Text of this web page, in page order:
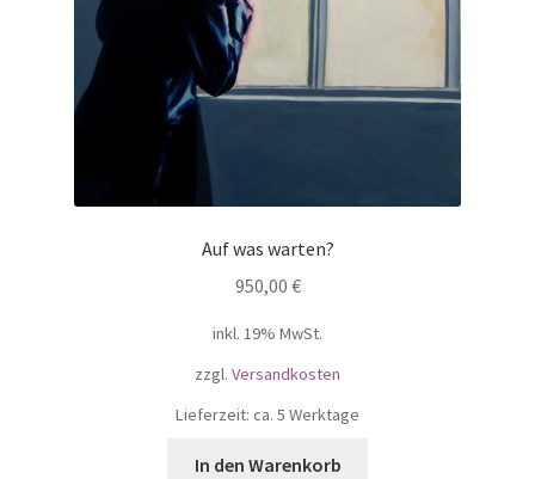
Auf was warten?
950,00 €
inkl. 19% MwSt.
zzgl. Versandkosten
Lieferzeit: ca. 5 Werktage
In den Warenkorb